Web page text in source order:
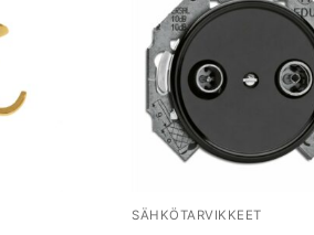
SÄHKÖTARVIKKEET